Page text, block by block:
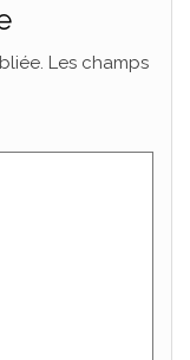
Les champs